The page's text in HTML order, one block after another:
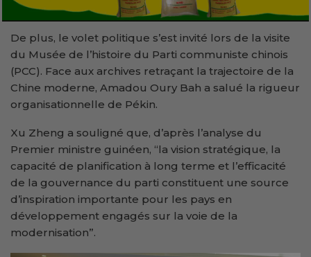
De plus, le volet politique s’est invité lors de la visite
du Musée de l’histoire du Parti communiste chinois
(PCC). Face aux archives retraçant la trajectoire de la
Chine moderne, Amadou Oury Bah a salué la rigueur
organisationnelle de Pékin.
Xu Zheng a souligné que, d’après l’analyse du
Premier ministre guinéen, “la vision stratégique, la
capacité de planification à long terme et l’efficacité
de la gouvernance du parti constituent une source
d’inspiration importante pour les pays en
développement engagés sur la voie de la
modernisation”.